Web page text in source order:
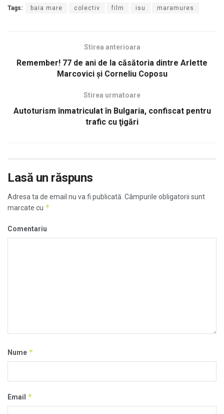
Tags: baia mare colectiv film isu maramures
Stirea anterioara
Remember! 77 de ani de la căsătoria dintre Arlette
Marcovici și Corneliu Coposu
Stirea urmatoare
Autoturism înmatriculat în Bulgaria, confiscat pentru
trafic cu ţigări
Lasă un răspuns
Adresa ta de email nu va fi publicată. Câmpurile obligatorii sunt
marcate cu *
Comentariu
Nume *
Email *